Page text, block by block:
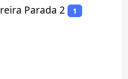
Parada 2 1